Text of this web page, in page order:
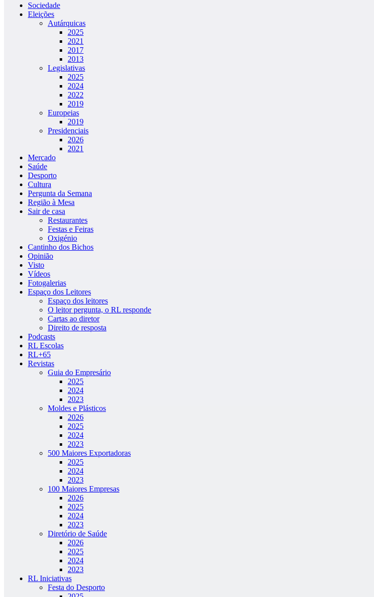
Sociedade
Eleições
Autárquicas
2025
2021
2017
2013
Legislativas
2025
2024
2022
2019
Europeias
2019
Presidenciais
2026
2021
Mercado
Saúde
Desporto
Cultura
Pergunta da Semana
Região à Mesa
Sair de casa
Restaurantes
Festas e Feiras
Oxigénio
Cantinho dos Bichos
Opinião
Visto
Vídeos
Fotogalerias
Espaço dos Leitores
Espaço dos leitores
O leitor pergunta, o RL responde
Cartas ao diretor
Direito de resposta
Podcasts
RL Escolas
RL+65
Revistas
Guia do Empresário
2025
2024
2023
Moldes e Plásticos
2026
2025
2024
2023
500 Maiores Exportadoras
2025
2024
2023
100 Maiores Empresas
2026
2025
2024
2023
Diretório de Saúde
2026
2025
2024
2023
RL Iniciativas
Festa do Desporto